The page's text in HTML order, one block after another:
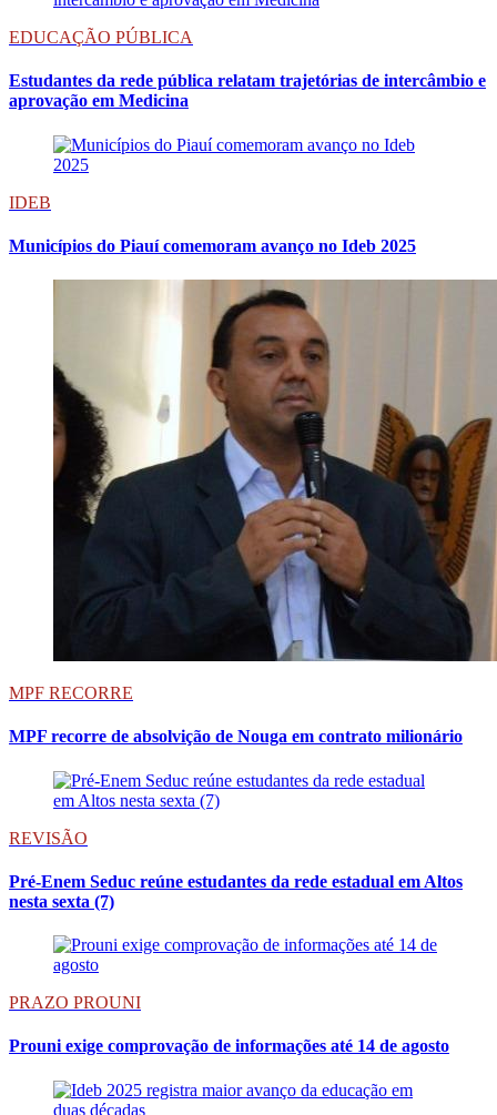
EDUCAÇÃO PÚBLICA
Estudantes da rede pública relatam trajetórias de intercâmbio e
aprovação em Medicina
IDEB
Municípios do Piauí comemoram avanço no Ideb 2025
MPF RECORRE
MPF recorre de absolvição de Nouga em contrato milionário
REVISÃO
Pré-Enem Seduc reúne estudantes da rede estadual em Altos
nesta sexta (7)
PRAZO PROUNI
Prouni exige comprovação de informações até 14 de agosto